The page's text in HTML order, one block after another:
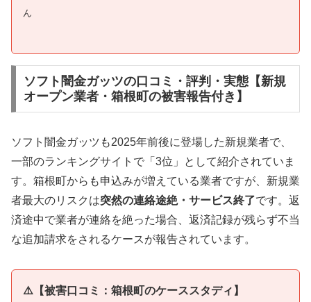
ん
ソフト闇金ガッツの口コミ・評判・実態【新規
オープン業者・箱根町の被害報告付き】
ソフト闇金ガッツも2025年前後に登場した新規業者で、
一部のランキングサイトで「3位」として紹介されていま
す。箱根町からも申込みが増えている業者ですが、新規業
者最大のリスクは突然の連絡途絶・サービス終了です。返
済途中で業者が連絡を絶った場合、返済記録が残らず不当
な追加請求をされるケースが報告されています。
⚠️【被害口コミ：箱根町のケーススタディ】